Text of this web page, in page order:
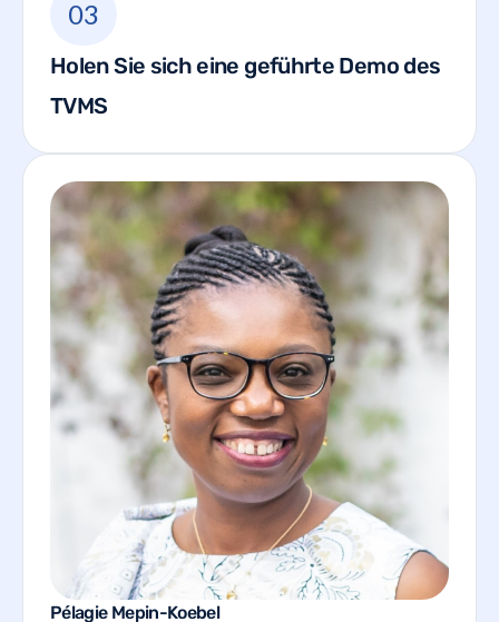
03
Holen Sie sich eine geführte Demo des
TVMS
Pélagie Mepin-Koebel